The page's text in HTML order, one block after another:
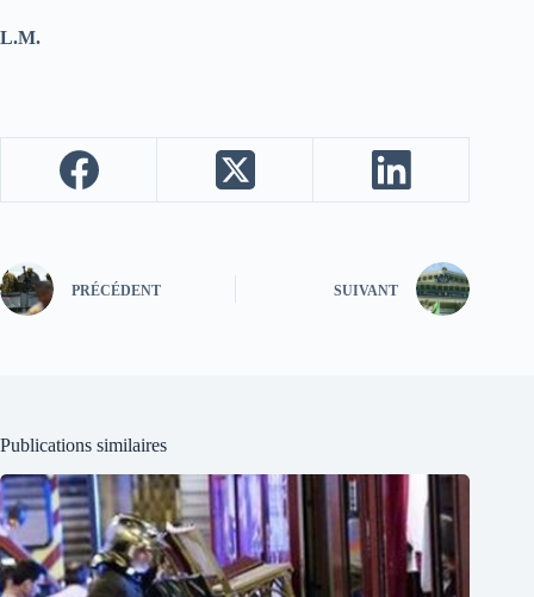
L.M.
PRÉCÉDENT SUIVANT
Publications similaires